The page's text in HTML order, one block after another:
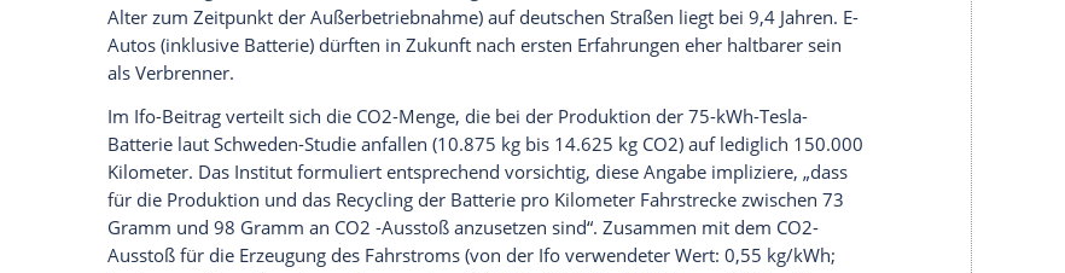
Akkus mit nicht mehr Kapazität als nötig verwendet werden.
Batterie als CO2-Rucksack fürs E-Auto
Dennoch fand vor allem der Wert 145 bis 195 kg CO2 pro kWhBatterie
Verwendung in Berechnungen, die zum Schluss kamen, E-Autos hätten eine schlechtere
CO2-Bilanz als Verbrenner – beispielsweise in der des Münchner Ifo-Instituts von August
2019 unter Beteiligung von dessen Leiter Hans-Werner Sinn. Die Werte der Schweden
entfalten in den Berechnungen des Ifo-Instituts eine besonders ungünstige Wirkung, weil